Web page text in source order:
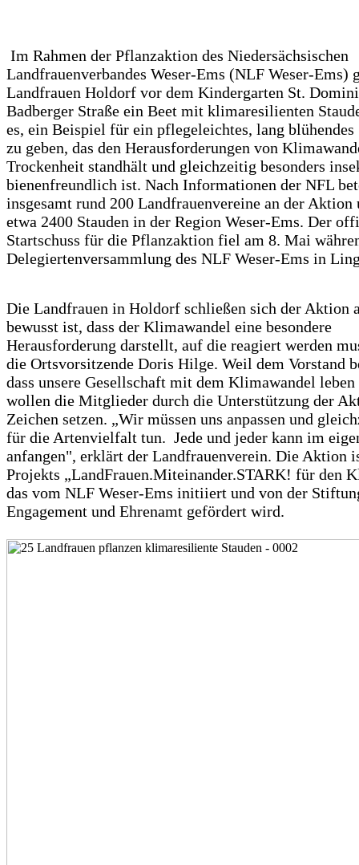
Im Rahmen der Pflanzaktion des Niedersächsischen
Landfrauenverbandes Weser-Ems (NLF Weser-Ems)
Landfrauen Holdorf vor dem Kindergarten St.
Badberger Straße ein Beet mit klimaresilienten
es, ein Beispiel für ein pflegeleichtes, lang blühendes
zu geben, das den Herausforderungen von
Trockenheit standhält und gleichzeitig besonders
bienenfreundlich ist. Nach Informationen der NFL
insgesamt rund 200 Landfrauenvereine an der Aktion
etwa 2400 Stauden in der Region Weser-Ems. Der
Startschuss für die Pflanzaktion fiel am 8. Mai
Delegiertenversammlung des NLF Weser-Ems in
Die Landfrauen in Holdorf schließen sich der Aktion
bewusst ist, dass der Klimawandel eine besondere
Herausforderung darstellt, auf die reagiert werden
die Ortsvorsitzende Doris Hilge. Weil dem Vorstand
dass unsere Gesellschaft mit dem Klimawandel leben
wollen die Mitglieder durch die Unterstützung der
Zeichen setzen. „Wir müssen uns anpassen und
für die Artenvielfalt tun. Jede und jeder kann im
anfangen", erklärt der Landfrauenverein. Die Aktion
Projekts „LandFrauen.Miteinander.STARK! für den
das vom NLF Weser-Ems initiiert und von der
Engagement und Ehrenamt gefördert wird.